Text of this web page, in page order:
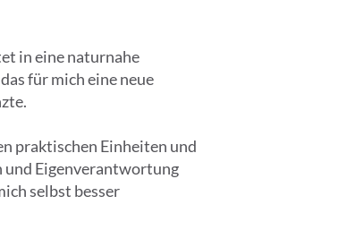
in eine naturnahe
für mich eine neue
praktischen Einheiten und
und Eigenverantwortung
selbst besser